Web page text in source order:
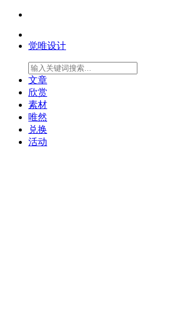
觉唯设计
文章
欣赏
素材
唯然
兑换
活动